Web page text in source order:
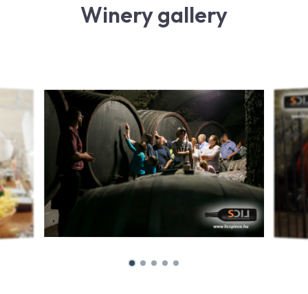
Winery gallery